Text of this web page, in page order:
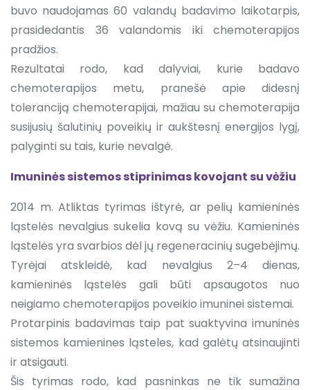
buvo naudojamas 60 valandų badavimo laikotarpis,
prasidedantis 36 valandomis iki chemoterapijos
pradžios.
Rezultatai rodo, kad dalyviai, kurie badavo
chemoterapijos metu, pranešė apie didesnį
toleranciją chemoterapijai, mažiau su chemoterapija
susijusių šalutinių poveikių ir aukštesnį energijos lygį,
palyginti su tais, kurie nevalgė.
Imuninės sistemos stiprinimas kovojant su vėžiu
2014 m. Atliktas tyrimas ištyrė, ar pelių kamieninės
ląstelės nevalgius sukelia kovą su vėžiu. Kamieninės
ląstelės yra svarbios dėl jų regeneracinių sugebėjimų.
Tyrėjai atskleidė, kad nevalgius 2–4 dienas,
kamieninės ląstelės gali būti apsaugotos nuo
neigiamo chemoterapijos poveikio imuninei sistemai.
Protarpinis badavimas taip pat suaktyvina imuninės
sistemos kamienines ląsteles, kad galėtų atsinaujinti
ir atsigauti.
Šis tyrimas rodo, kad pasninkas ne tik sumažina